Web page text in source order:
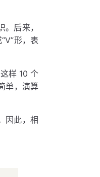
后来，
形，表
样 10 个
单，演算
因此，相